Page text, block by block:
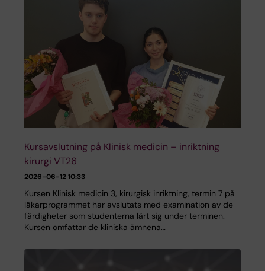
Kursavslutning på Klinisk medicin – inriktning
kirurgi VT26
2026-06-12 10:33
Kursen Klinisk medicin 3, kirurgisk inriktning, termin 7 på
läkarprogrammet har avslutats med examination av de
färdigheter som studenterna lärt sig under terminen.
Kursen omfattar de kliniska ämnena…